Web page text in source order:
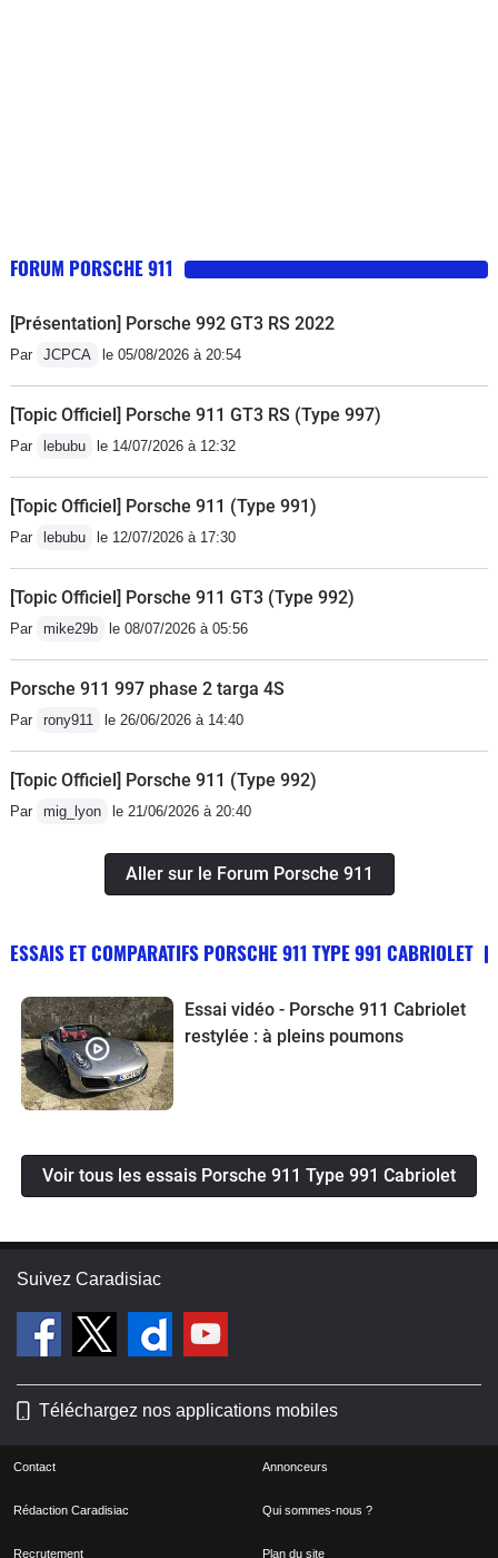
FORUM PORSCHE 911
[Présentation] Porsche 992 GT3 RS 2022
Par JCPCA le 05/08/2026 à 20:54
[Topic Officiel] Porsche 911 GT3 RS (Type 997)
Par lebubu le 14/07/2026 à 12:32
[Topic Officiel] Porsche 911 (Type 991)
Par lebubu le 12/07/2026 à 17:30
[Topic Officiel] Porsche 911 GT3 (Type 992)
Par mike29b le 08/07/2026 à 05:56
Porsche 911 997 phase 2 targa 4S
Par rony911 le 26/06/2026 à 14:40
[Topic Officiel] Porsche 911 (Type 992)
Par mig_lyon le 21/06/2026 à 20:40
Aller sur le Forum Porsche 911
ESSAIS ET COMPARATIFS PORSCHE 911 TYPE 991 CABRIOLET
Essai vidéo - Porsche 911 Cabriolet
restylée : à pleins poumons
Voir tous les essais Porsche 911 Type 991 Cabriolet
Suivez Caradisiac
Téléchargez nos applications mobiles
Contact Annonceurs
Rédaction Caradisiac Qui sommes-nous ?
Recrutement Plan du site